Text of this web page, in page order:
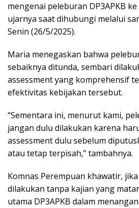
mengenai peleburan DP3APKB ke
ujarnya saat dihubungi melalui
Senin (26/5/2025).
Maria menegaskan bahwa
sebaiknya ditunda, sembari
assessment yang komprehensif
efektivitas kebijakan tersebut.
“Sementara ini, menurut kami,
jangan dulu dilakukan karena
assessment dulu sebelum
atau tetap terpisah,” tambahnya.
Komnas Perempuan khawatir,
dilakukan tanpa kajian yang
utama DP3APKB dalam